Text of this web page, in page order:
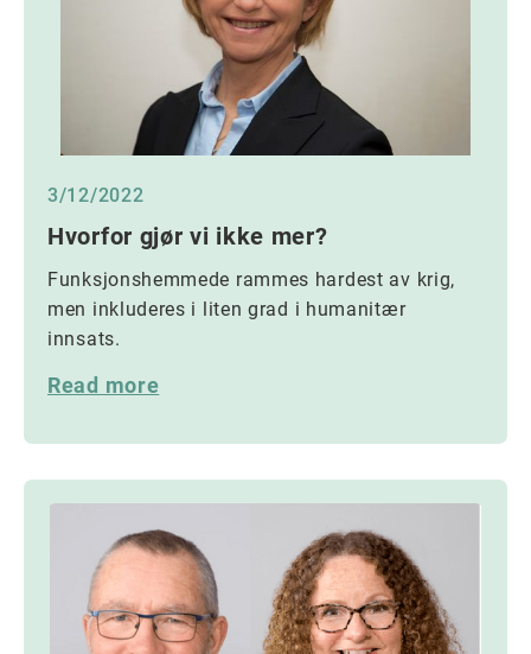
3/12/2022
Hvorfor gjør vi ikke mer?
Funksjonshemmede rammes hardest av krig,
men inkluderes i liten grad i humanitær
innsats.
Read more